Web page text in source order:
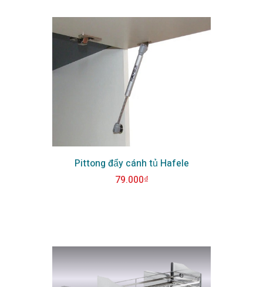
Pittong đẩy cánh tủ Hafele
79.000₫